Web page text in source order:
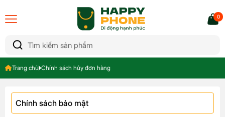
0
Trang chủ Chính sách hủy đơn hàng
Chính sách bảo mật